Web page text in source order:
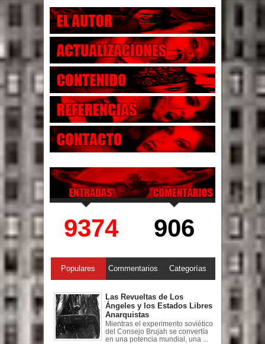
9374 906
Populares Commentarios Categorías
Las Revueltas de Los
Ángeles y los Estados Libres
Anarquistas
Mientras el experimento soviético
del Consejo Brujah se convertía
en una potencia mundial, una ...